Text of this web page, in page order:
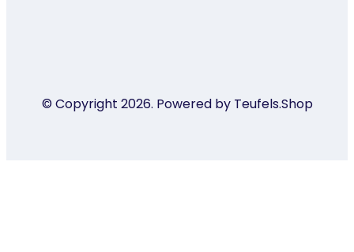
© Copyright 2026. Powered by Teufels.Shop